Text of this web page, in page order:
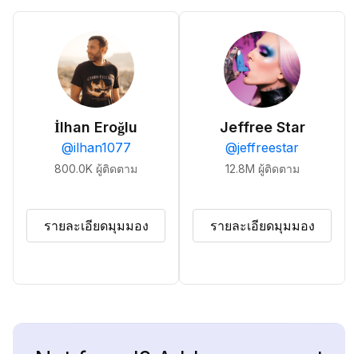
İlhan Eroğlu
@ilhan1077
800.0K ผู้ติดตาม
รายละเอียดมุมมอง
Jeffree Star
@jeffreestar
12.8M ผู้ติดตาม
รายละเอียดมุมมอง